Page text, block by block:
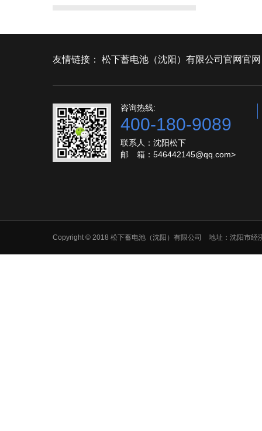
友情链接： 松下蓄电池（沈阳）有限公司官网官网
咨询热线:
400-180-9089
联系人：沈阳松下
邮 箱：546442145@qq.com>
Copyright © 2018 松下蓄电池（沈阳）有限公司 地址：沈阳市